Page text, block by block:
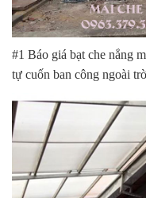
#1 Báo giá bạt che nắng
tự cuốn ban công ngoài